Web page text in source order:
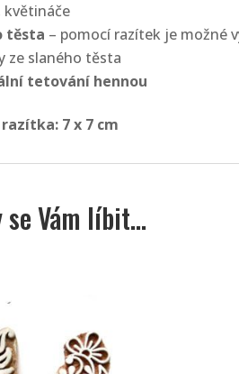
květináče
těsta – pomocí razítek je možné
ze slaného těsta
tetování hennou
7 x 7 cm
se Vám líbit…